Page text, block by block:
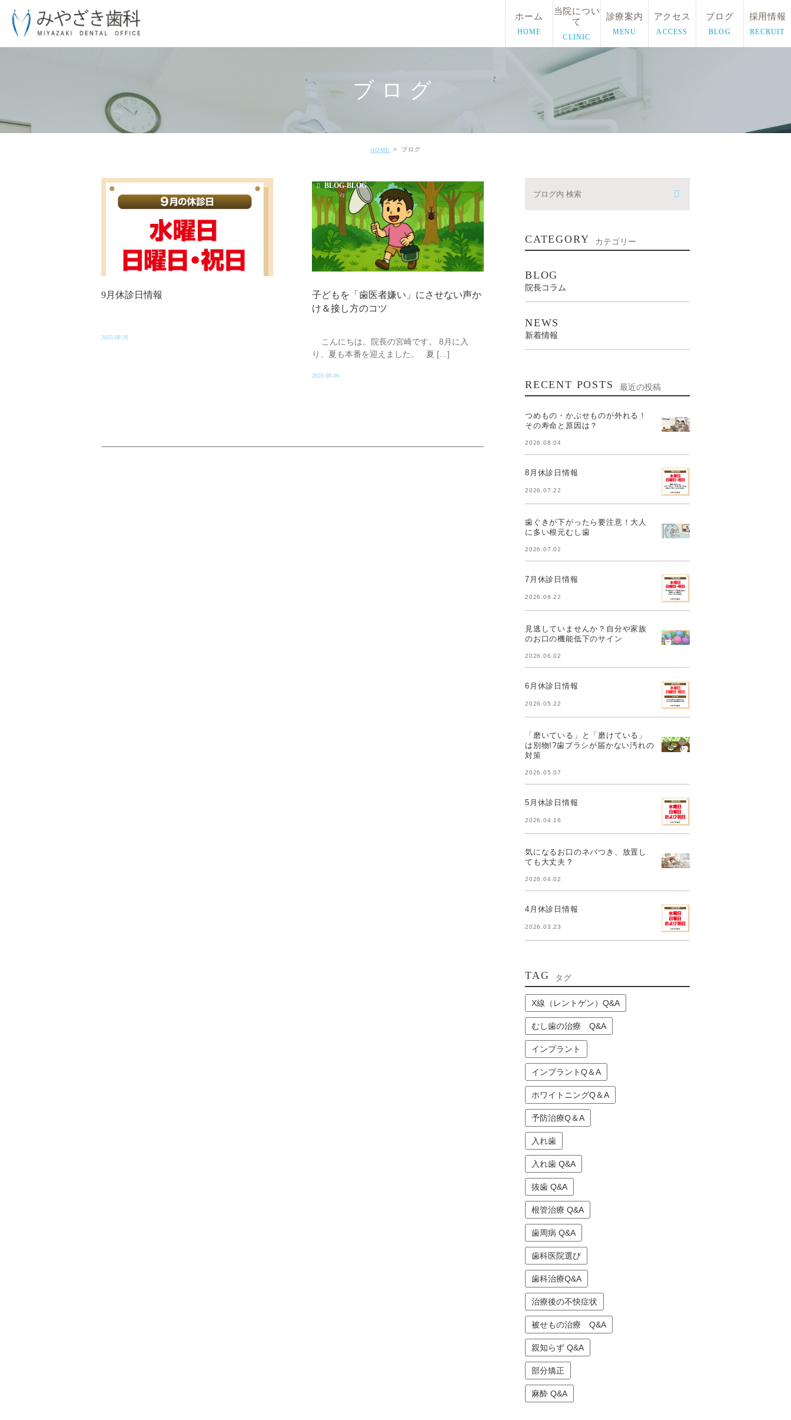
ホーム
HOME
当院につい
て
CLINIC
診療案内
MENU
アクセス
ACCESS
ブログ
BLOG
採用情報
RECRUIT
ブログ
HOME ブログ
BLOG-BLOG
9月休診日情報
2025.08.26
BLOG-BLOG
子どもを「歯医者嫌い」にさせない声か
け＆接し方のコツ
こんにちは。院長の宮崎です。 8月に入
り、夏も本番を迎えました。 夏 […]
2025.08.04
CATEGORY カテゴリー
BLOG
院長コラム
NEWS
新着情報
RECENT POSTS 最近の投稿
つめもの・かぶせものが外れる！
その寿命と原因は？
2026.08.04
8月休診日情報
2026.07.22
歯ぐきが下がったら要注意！大人
に多い根元むし歯
2026.07.02
7月休診日情報
2026.06.22
見逃していませんか？自分や家族
のお口の機能低下のサイン
2026.06.02
6月休診日情報
2026.05.22
「磨いている」と「磨けている」
は別物!?歯ブラシが届かない汚れの
対策
2026.05.07
5月休診日情報
2026.04.16
気になるお口のネバつき、放置し
ても大丈夫？
2026.04.02
4月休診日情報
2026.03.23
TAG タグ
X線（レントゲン）Q&A
むし歯の治療 Q&A
インプラント
インプラントQ＆A
ホワイトニングQ＆A
予防治療Q＆A
入れ歯
入れ歯 Q&A
抜歯 Q&A
根管治療 Q&A
歯周病 Q&A
歯科医院選び
歯科治療Q&A
治療後の不快症状
被せもの治療 Q&A
親知らず Q&A
部分矯正
麻酔 Q&A